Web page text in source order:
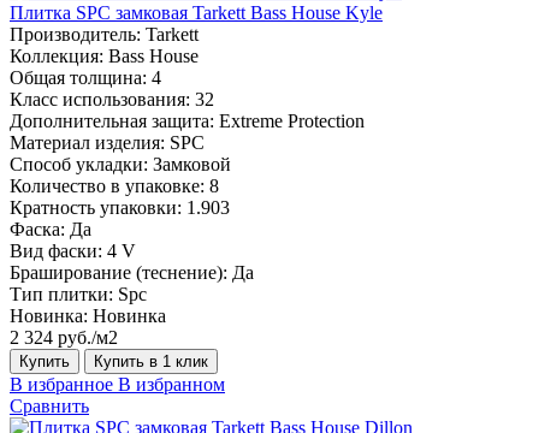
Плитка SPC замковая Tarkett Bass House Kyle
Производитель: Tarkett
Коллекция: Bass House
Общая толщина: 4
Класс использования: 32
Дополнительная защита: Extreme Protection
Материал изделия: SPC
Способ укладки: Замковой
Количество в упаковке: 8
Кратность упаковки: 1.903
Фаска: Да
Вид фаски: 4 V
Браширование (теснение): Да
Тип плитки: Spc
Новинка: Новинка
2 324 руб./м2
Купить Купить в 1 клик
В избранное В избранном
Сравнить